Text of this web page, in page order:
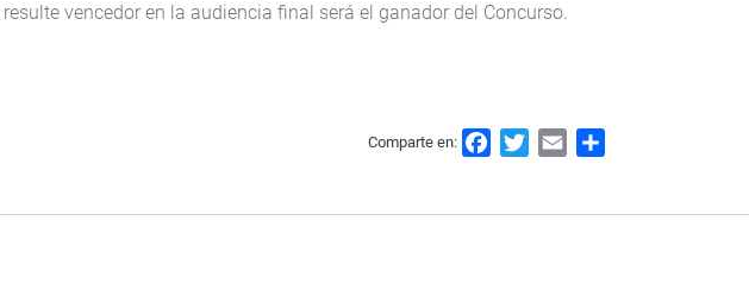
vencedor en la audiencia final será el ganador del Concurso.​​
Comparte en: